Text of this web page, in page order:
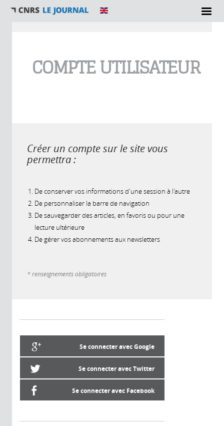
COMPTE UTILISATEUR
Créer un compte sur le site vous
permettra :
De conserver vos informations d'une session à l'autre
De personnaliser la barre de navigation
De sauvegarder des articles, en favoris ou pour une
lecture ultérieure
De gérer vos abonnements aux newsletters
* renseignements obligatoires
Se connecter avec Google
Se connecter avec Twitter
Se connecter avec Facebook